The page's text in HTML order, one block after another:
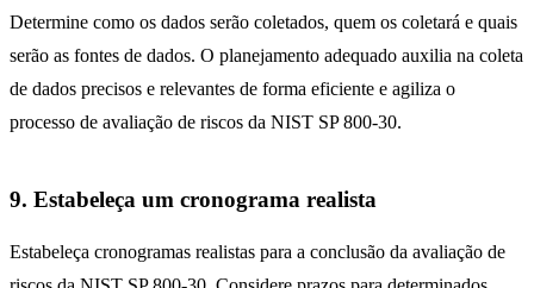
Determine como os dados serão coletados, quem os coletará e quais
serão as fontes de dados. O planejamento adequado auxilia na coleta
de dados precisos e relevantes de forma eficiente e agiliza o
processo de avaliação de riscos da NIST SP 800-30.
9. Estabeleça um cronograma realista
Estabeleça cronogramas realistas para a conclusão da avaliação de